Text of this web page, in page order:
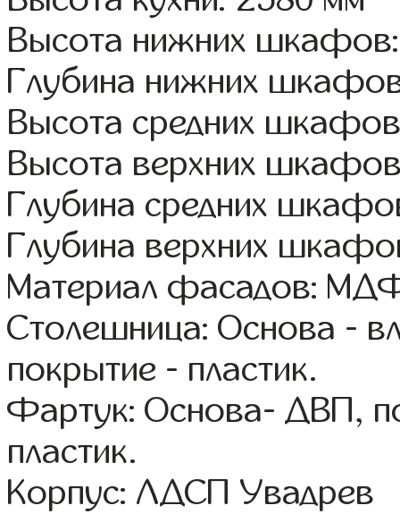
Высота нижних
Глубина нижних
Высота средних
Высота верхних
Глубина средних
Глубина верхних
Материал фасадов:
Столешница: Основа -
покрытие - пластик.
Фартук: Основа- ДВП,
пластик.
Корпус: ЛДСП Увадрев